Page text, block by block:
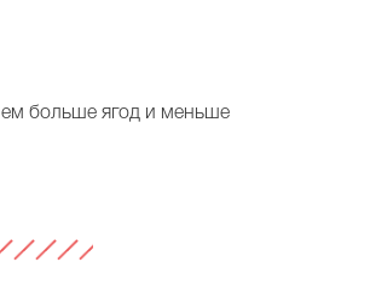
ем больше ягод и меньше